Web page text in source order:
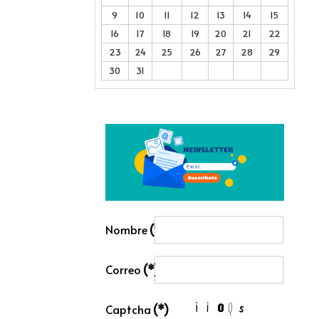
9
10 11 12 13 14
15
16
17 18 19 20 21
22
23
24 25 26 27 28
29
30
31
Nombre (*)
Correo (*)
Captcha (*)